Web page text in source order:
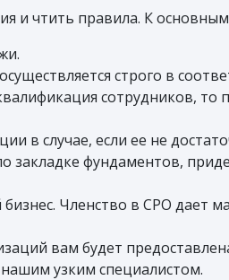
чтить правила. К основным
строго в
сотрудников, то
в случае, если ее не
закладке фундаментов,
Членство в СРО дает
вам будет
узким специалистом.